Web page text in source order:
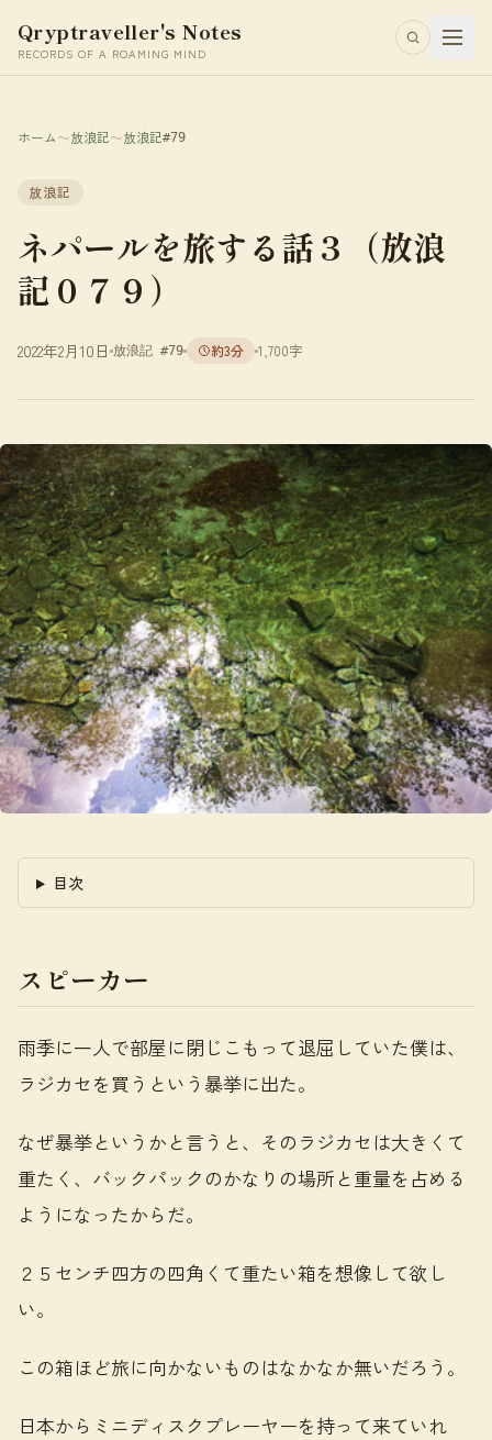
Qryptraveller's Notes
RECORDS OF A ROAMING MIND
ホーム〜放浪記〜放浪記#79
放浪記
ネパールを旅する話３（放浪
記０７９）
2022年2月10日 放浪記 #79 約3分 1,700字
目次
スピーカー
雨季に一人で部屋に閉じこもって退屈していた僕は、
ラジカセを買うという暴挙に出た。
なぜ暴挙というかと言うと、そのラジカセは大きくて
重たく、バックパックのかなりの場所と重量を占める
ようになったからだ。
２５センチ四方の四角くて重たい箱を想像して欲し
い。
この箱ほど旅に向かないものはなかなか無いだろう。
日本からミニディスクプレーヤーを持って来ていれ